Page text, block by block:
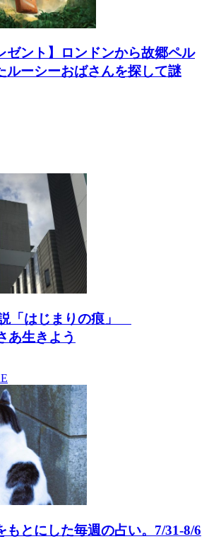
ゼント】ロンドンから故郷ペル
ルーシーおばさんを探して謎
「はじまりの痕」
あ生きよう
もとにした毎週の占い。7/31-8/6